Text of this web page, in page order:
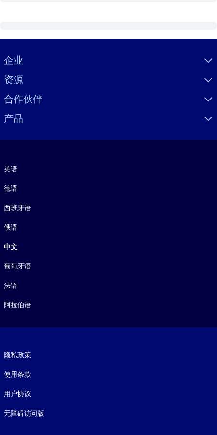
Visually hidden Text
企业
资源
合作伙伴
产品
英语
德语
西班牙语
俄语
中文
葡萄牙语
法语
阿拉伯语
隐私政策
使用条款
用户协议
无障碍访问版